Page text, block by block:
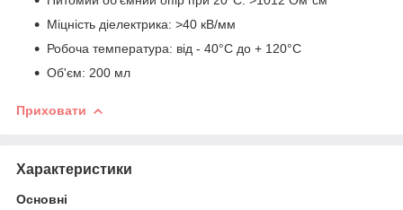
Міцність діелектрика: >40 кВ/мм
Робоча температура: від - 40°С до + 120°С
Об'єм: 200 мл
Приховати
Характеристики
Основні